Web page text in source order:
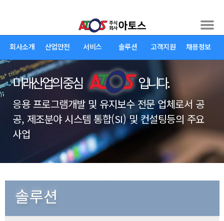
회사소개 산업안전 서비스 솔루션 고객지원 채용정보
미래산업의 중심 입니다.
응용 프로그램개발 및 유지보수 전문 업체로서 공
공, 제조분야 시스템 통합(SI) 및 컨설팅등의 주요
사업
솔루션
솔루션 > PoscoICT 솔루션